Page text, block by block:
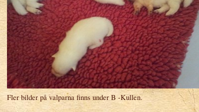
Fler bilder på valparna finns under B -Kullen.